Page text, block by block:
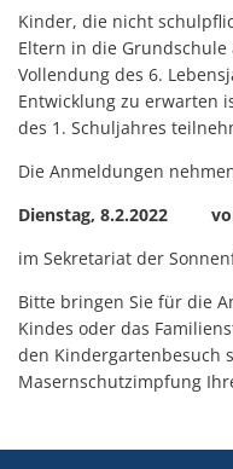
Kinder, die nicht
Eltern in die
Vollendung des 6.
Entwicklung zu erwarten
des 1. Schuljahres
Die Anmeldungen
Dienstag, 8.2.2022
im Sekretariat der
Bitte bringen Sie für die
Kindes oder das
den Kindergartenbesuch
Masernschutzimpfung